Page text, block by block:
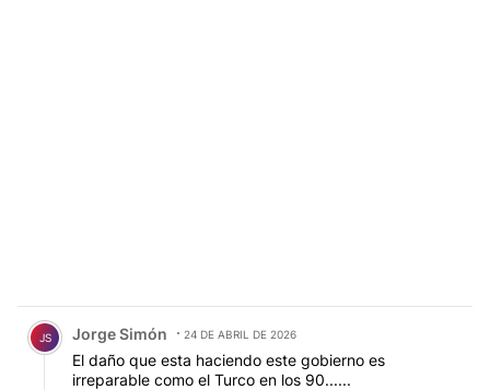
Comentario de Jorge Simón.
JS Jorge Simón 24 DE ABRIL DE 2026
El daño que esta haciendo este gobierno es
irreparable como el Turco en los 90......